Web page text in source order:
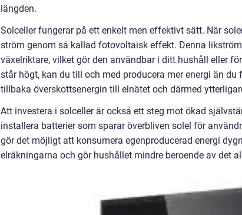
längden.
Solceller fungerar på ett enkelt men effektivt sätt. När
ström genom så kallad fotovoltaisk effekt. Denna
växelriktare, vilket gör den användbar i ditt hushåll eller
står högt, kan du till och med producera mer energi än
tillbaka överskottsenergin till elnätet och därmed
Att investera i solceller är också ett steg mot ökad
installera batterier som sparar överbliven solel för
gör det möjligt att konsumera egenproducerad energi
elräkningarna och gör hushållet mindre beroende av det